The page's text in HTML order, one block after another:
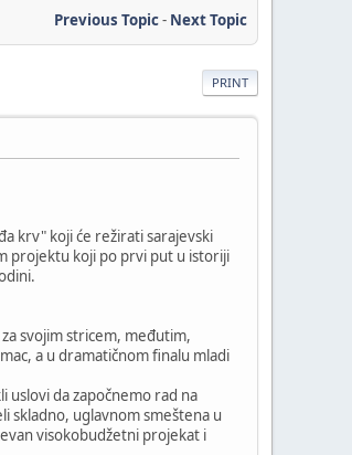
Previous Topic- Next Topic
PRINT
krv" koji će režirati sarajevski
projektu koji po prvi put u istoriji
svojim stricem, međutim,
a u dramatičnom finalu mladi
uslovi da započnemo rad na
skladno, uglavnom smeštena u
visokobudžetni projekat i